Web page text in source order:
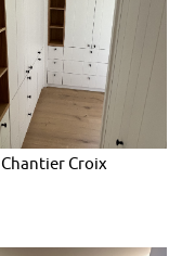
Chantier Croix